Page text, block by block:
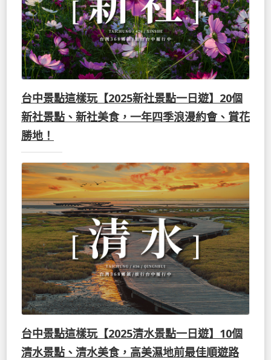
台中景點這樣玩【2025新社景點一日遊】20個
新社景點、新社美食，一年四季浪漫約會、賞花
勝地！
台中景點這樣玩【2025清水景點一日遊】10個
清水景點、清水美食，高美濕地前最佳順遊路